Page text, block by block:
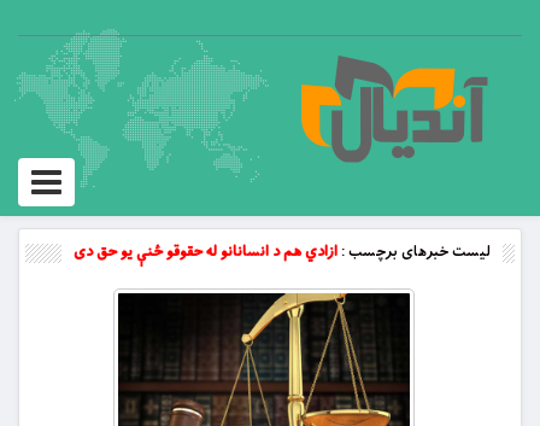
Toggle
لیست خبرهای برچسب :ازادي هم د انسانانو له حقوقو ځنې یو حق دی